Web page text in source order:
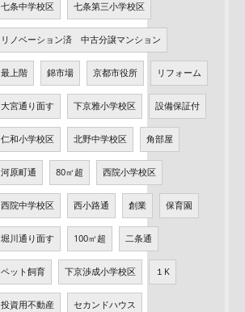
七条中学校区 七条第三小学校区
リノベーション済 中古分譲マンション
最上階 錦市場 京都市役所 リフォーム
大宮通り面す 下京雅小学校区 設備保証付
仁和小学校区 北野中学校区 角部屋
河原町通 80㎡超 西院小学校区
西院中学校区 西小路通 創業 保育園
堀川通り面す 100㎡超 二条通
ペット飼育 下京渉成小学校区 １K
投資用不動産 セカンドハウス